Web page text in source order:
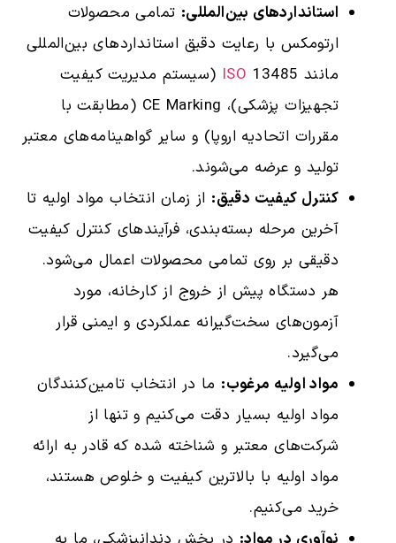
استانداردهای بین‌المللی: تمامی محصولات
ارتومکس با رعایت دقیق استانداردهای بین‌المللی
مانند
ISO 13485 (سیستم مدیریت کیفیت
تجهیزات پزشکی)، CE Marking (مطابقت با
مقررات اتحادیه اروپا) و سایر گواهینامه‌های معتبر
تولید و عرضه می‌شوند.
کنترل کیفیت دقیق: از زمان انتخاب مواد اولیه تا
آخرین مرحله بسته‌بندی، فرآیندهای کنترل کیفیت
دقیقی بر روی تمامی محصولات اعمال می‌شود.
هر دستگاه پیش از خروج از کارخانه، مورد
آزمون‌های سخت‌گیرانه عملکردی و ایمنی قرار
می‌گیرد.
مواد اولیه مرغوب: ما در انتخاب تامین‌کنندگان
مواد اولیه بسیار دقت می‌کنیم و تنها از
شرکت‌های معتبر و شناخته شده که قادر به ارائه
مواد اولیه با بالاترین کیفیت و خلوص هستند،
خرید می‌کنیم.